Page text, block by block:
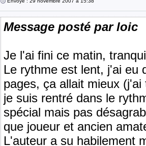
Message posté par loic
Je l'ai fini ce matin,
Le rythme est lent, j'ai eu
pages, ça allait mieux
je suis rentré dans le
spécial mais pas
que joueur et ancien
L'auteur a su habilement